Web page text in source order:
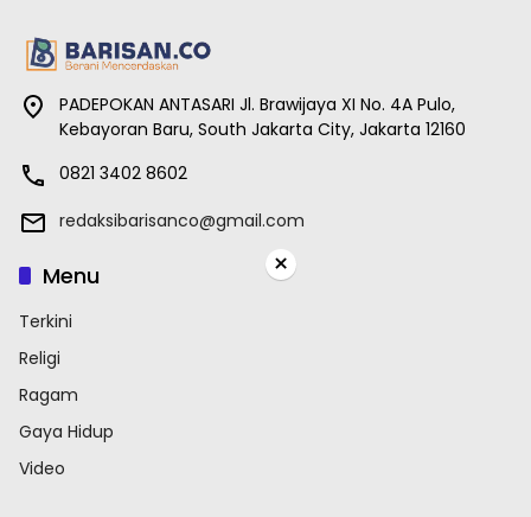
PADEPOKAN ANTASARI Jl. Brawijaya XI No. 4A Pulo,
Kebayoran Baru, South Jakarta City, Jakarta 12160
0821 3402 8602
redaksibarisanco@gmail.com
Menu
Terkini
Religi
Ragam
Gaya Hidup
Video
×